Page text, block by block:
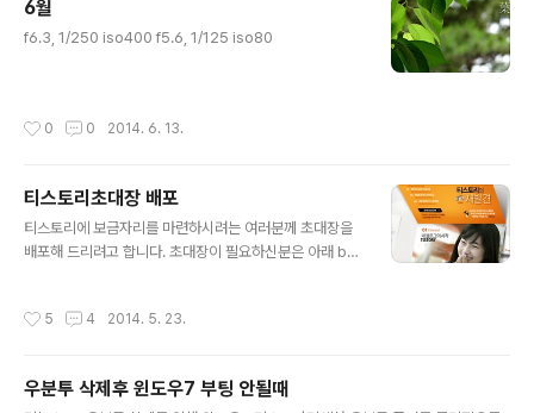
6월
f6.3, 1/250 iso400 f5.6, 1/125 iso80
0 0 2014. 6. 13.
티스토리초대장 배포
티스토리에 보금자리를 마련하시려는 여러분께 초대장을
배포해 드리려고 합니다. 초대장이 필요하신분은 아래 bo
담는 소중한 블로그를 만들고 싶다면 티스토리로 시작해보
장을 보내드립니다. 남겨주실 때에는 꼭 비밀댓글로 남겨
5 4 2014. 5. 23.
우분투 삭제후 윈도우7 부팅 안될때